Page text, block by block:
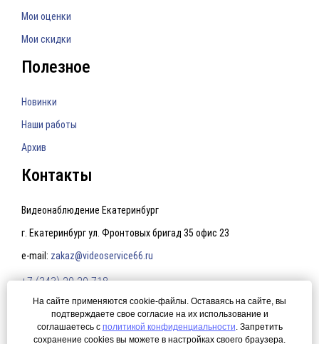
Мои оценки
Мои скидки
Полезное
Новинки
Наши работы
Архив
Контакты
Видеонаблюдение Екатеринбург
г. Екатеринбург ул. Фронтовых бригад 35 офис 23
e-mail: zakaz@videoservice66.ru
+7 (343) 20-20-718
На сайте применяются cookie-файлы. Оставаясь на сайте, вы
подтверждаете свое согласие на их использование и
соглашаетесь с политикой конфиденциальности. Запретить
сохранение cookies вы можете в настройках своего браузера.
Политика конфиденциальности